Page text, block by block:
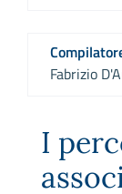
Fabrizio
I